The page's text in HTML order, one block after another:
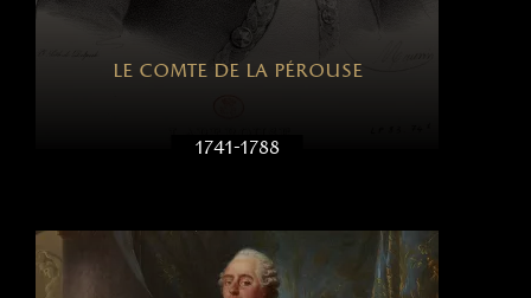
le comte de la pérouse
1741-1788